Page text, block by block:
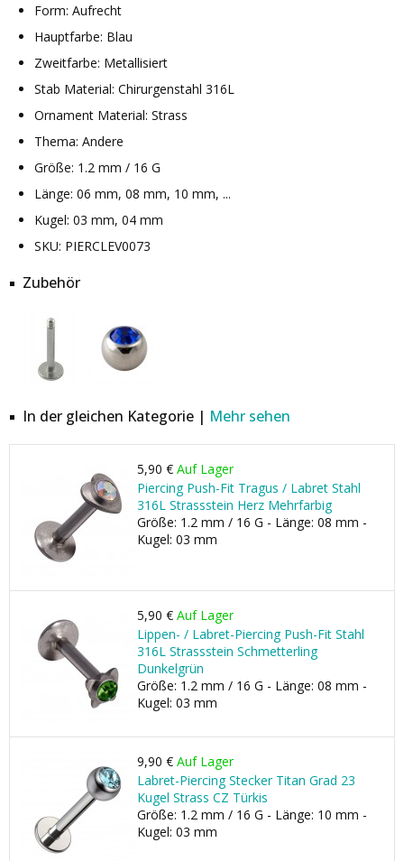
Form: Aufrecht
Hauptfarbe: Blau
Zweitfarbe: Metallisiert
Stab Material: Chirurgenstahl 316L
Ornament Material: Strass
Thema: Andere
Größe: 1.2 mm / 16 G
Länge: 06 mm, 08 mm, 10 mm, ...
Kugel: 03 mm, 04 mm
SKU: PIERCLEV0073
Zubehör
In der gleichen Kategorie | Mehr sehen
5,90 € Auf Lager
Piercing Push-Fit Tragus / Labret Stahl
316L Strassstein Herz Mehrfarbig
Größe: 1.2 mm / 16 G - Länge: 08 mm -
Kugel: 03 mm
5,90 € Auf Lager
Lippen- / Labret-Piercing Push-Fit Stahl
316L Strassstein Schmetterling
Dunkelgrün
Größe: 1.2 mm / 16 G - Länge: 08 mm -
Kugel: 03 mm
9,90 € Auf Lager
Labret-Piercing Stecker Titan Grad 23
Kugel Strass CZ Türkis
Größe: 1.2 mm / 16 G - Länge: 10 mm -
Kugel: 03 mm